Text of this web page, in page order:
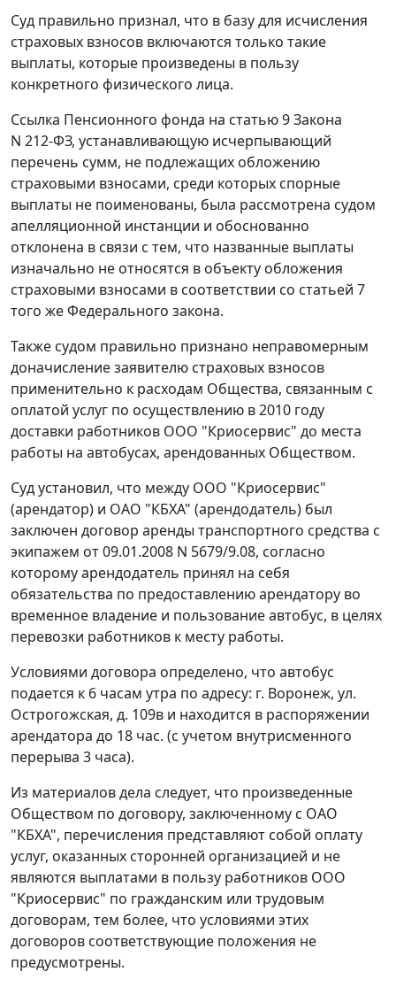
Суд правильно признал, что в базу для исчисления
страховых взносов включаются только такие
выплаты, которые произведены в пользу
конкретного физического лица.
Ссылка Пенсионного фонда на статью 9Закона
N 212-ФЗ, устанавливающую исчерпывающий
перечень сумм, не подлежащих обложению
страховыми взносами, среди которых спорные
выплаты не поименованы, была рассмотрена судом
апелляционной инстанции и обоснованно
отклонена в связи с тем, что названные выплаты
изначально не относятся в объекту обложения
страховыми взносами в соответствии со статьей 7
того же Федерального закона.
Также судом правильно признано неправомерным
доначисление заявителю страховых взносов
применительно к расходам Общества, связанным с
оплатой услуг по осуществлению в 2010 году
доставки работников ООО "Криосервис" до места
работы на автобусах, арендованных Обществом.
Суд установил, что между ООО "Криосервис"
(арендатор) и ОАО "КБХА" (арендодатель) был
заключен договор аренды транспортного средства с
экипажем от 09.01.2008 N 5679/9.08, согласно
которому арендодатель принял на себя
обязательства по предоставлению арендатору во
временное владение и пользование автобус, в целях
перевозки работников к месту работы.
Условиями договора определено, что автобус
подается к 6 часам утра по адресу: г. Воронеж, ул.
Острогожская, д. 109в и находится в распоряжении
арендатора до 18 час. (с учетом внутрисменного
перерыва 3 часа).
Из материалов дела следует, что произведенные
Обществом по договору, заключенному с ОАО
"КБХА", перечисления представляют собой оплату
услуг, оказанных сторонней организацией и не
являются выплатами в пользу работников ООО
"Криосервис" по гражданским или трудовым
договорам, тем более, что условиями этих
договоров соответствующие положения не
предусмотрены.